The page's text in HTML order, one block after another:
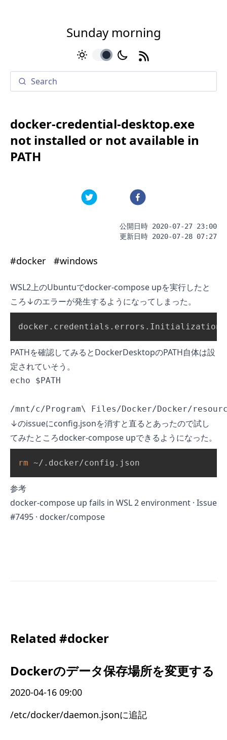
Sunday morning
toggle
docker-credential-desktop.exe
not installed or not available in
PATH
公開日時 2020-07-27 23:00
更新日時 2020-07-28 07:27
#docker #windows
WSL2上のUbuntuでdocker-compose upを実行したと
ころ↓のエラーが発生するようになってしまった。
PATHを確認してみるとDockerDesktopのPATH自体は設
定されていそう。
echo $PATH
/mnt/c/Program\ Files/Docker/Docker/
↓のissueにconfig.jsonを消すと直るとあったので試し
てみたところdocker-compose upできるようになった。
rm ~/.docker/config.json
参考
docker-compose up fails in WSL 2 environment · Issue
#7495 · docker/compose
Related #docker
Dockerのデータ保存場所を変更する
2020-04-16 09:00
/etc/docker/daemon.jsonに追記